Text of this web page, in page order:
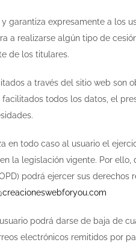
garantiza expresamente a los
a realizarse algún tipo de
de los titulares.
a través del sitio web son
facilitados todos los datos, el
en todo caso al usuario el
la legislación vigente. Por
podrá ejercer sus
podrá darse de baja de
electrónicos remitidos por